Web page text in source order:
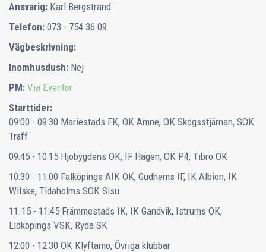
Ansvarig: Karl Bergstrand
Telefon: 073 - 754 36 09
Vägbeskrivning:
Inomhusdush: Nej
PM: Via Eventor
Starttider:
09:00 - 09:30 Mariestads FK, OK Amne, OK Skogsstjärnan, SOK
Träff
09:45 - 10:15 Hjobygdens OK, IF Hagen, OK P4, Tibro OK
10:30 - 11:00 Falköpings AIK OK, Gudhems IF, IK Albion, IK
Wilske, Tidaholms SOK Sisu
11.15 - 11:45 Främmestads IK, IK Gandvik, Istrums OK,
Lidköpings VSK, Ryda SK
12:00 - 12:30 OK Klyftamo, Övriga klubbar